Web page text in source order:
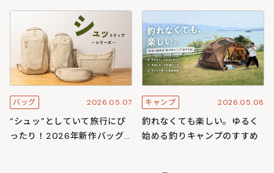
ズ
スキャンプ
バッグ 2026.05.07
“シュッ”としていて旅行にぴ
ったり！2026年新作バッグ
キャンプ 2026.05.08
釣れなくても楽しい。ゆるく
始める釣りキャンプのすすめ